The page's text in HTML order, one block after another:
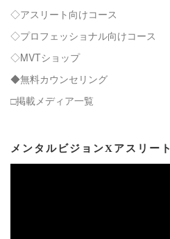
◇アスリート向けコース
◇プロフェッショナル向けコース
◇MVTショップ
◆無料カウンセリング
□掲載メディア一覧
メンタルビジョンXアスリート